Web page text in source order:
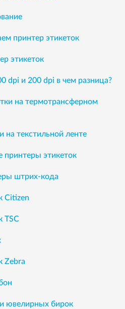
принтер этикеток
этикеток
dpi и 200 dpi в чем разница?
на термотрансферном
на текстильной ленте
этикеток
штрих-кода
Citizen
TSC
Zebra
ювелирных бирок